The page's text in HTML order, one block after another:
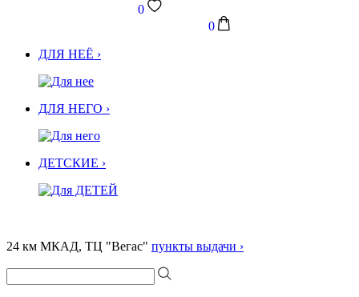
0
0
ДЛЯ НЕЁ ›
ДЛЯ НЕГО ›
ДЕТСКИЕ ›
24 км МКАД, ТЦ "Вегас" пункты выдачи ›